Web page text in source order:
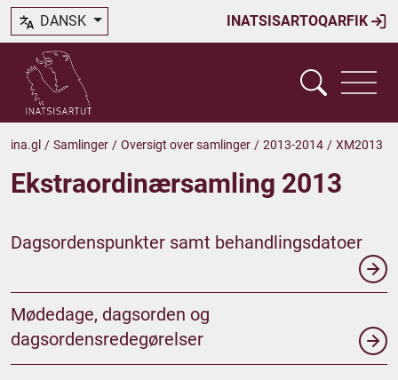
INATSISARTOQARFIK
DANSK
ina.gl / Samlinger / Oversigt over samlinger / 2013-2014 / XM2013
Ekstraordinærsamling 2013
Dagsordenspunkter samt behandlingsdatoer
Mødedage, dagsorden og
dagsordensredegørelser